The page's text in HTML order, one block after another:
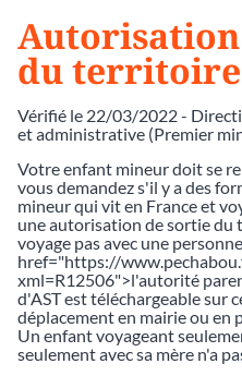
du territoire
Vérifié le 22/03/2022 -
et administrative (Premier
Votre enfant mineur doit se
vous demandez s'il y a des
mineur qui vit en France et
une autorisation de sortie du
voyage pas avec une
href="https://
xml=R12506">l'autorité
d'AST est téléchargeable sur
déplacement en mairie ou en
Un enfant voyageant
seulement avec sa mère n'a